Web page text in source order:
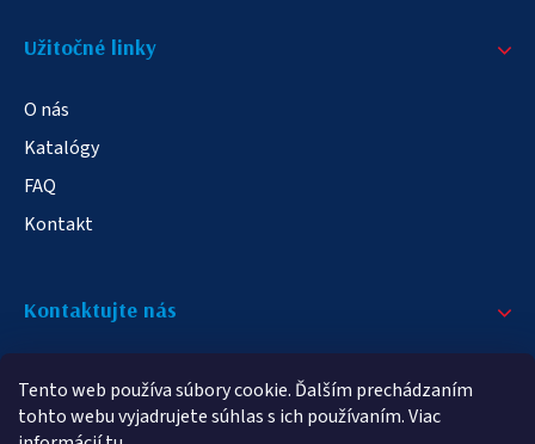
Tento web používa súbory cookie. Ďalším prechádzaním
tohto webu vyjadrujete súhlas s ich používaním. Viac
Užitočné linky
O nás
Katalógy
FAQ
Kontakt
Kontaktujte nás
info@elampa.sk